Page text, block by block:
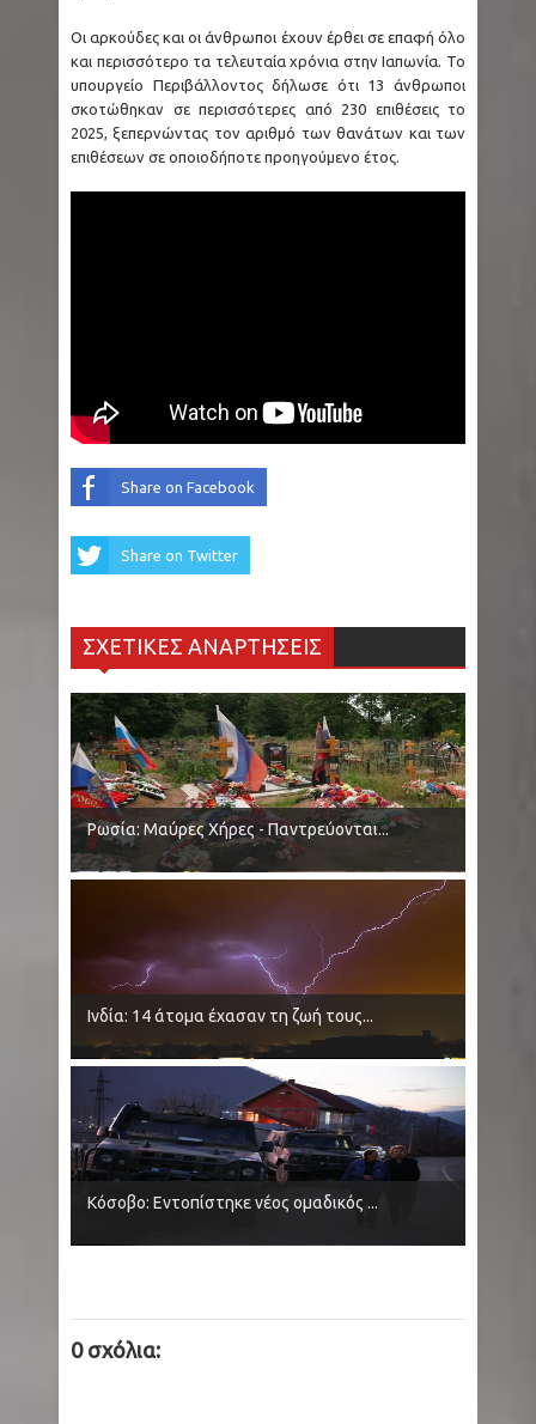
Οι αρκούδες και οι άνθρωποι έχουν έρθει σε επαφή όλο
και περισσότερο τα τελευταία χρόνια στην Ιαπωνία. Το
υπουργείο Περιβάλλοντος δήλωσε ότι 13 άνθρωποι
σκοτώθηκαν σε περισσότερες από 230 επιθέσεις το
2025, ξεπερνώντας τον αριθμό των θανάτων και των
επιθέσεων σε οποιοδήποτε προηγούμενο έτος.
Share on Facebook
Share on Twitter
ΣΧΕΤΙΚΕΣ ΑΝΑΡΤΗΣΕΙΣ
Ρωσία: Μαύρες Χήρες - Παντρεύονται...
Ινδία: 14 άτομα έχασαν τη ζωή τους...
Κόσοβο: Εντοπίστηκε νέος ομαδικός ...
0 σχόλια: